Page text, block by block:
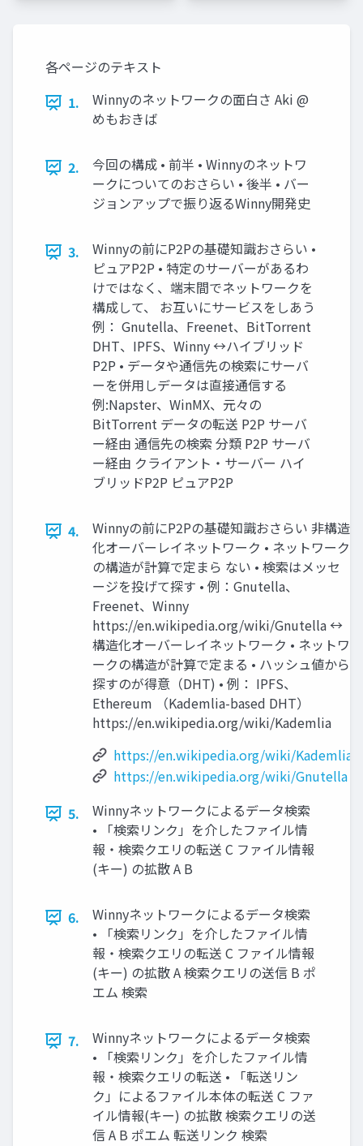
各ページのテキスト
1.
Winnyのネットワークの面白さ Aki @
めもおきば
2.
今回の構成 • 前半 • Winnyのネットワ
ークについてのおさらい • 後半 • バー
ジョンアップで振り返るWinny開発史
3.
Winnyの前にP2Pの基礎知識おさらい •
ピュアP2P • 特定のサーバーがあるわ
けではなく、端末間でネットワークを
構成して、 お互いにサービスをしあう
例： Gnutella、Freenet、BitTorrent
DHT、IPFS、Winny ↔ハイブリッド
P2P • データや通信先の検索にサーバ
ーを併用しデータは直接通信する
例:Napster、WinMX、元々の
BitTorrent データの転送 P2P サーバ
ー経由 通信先の検索 分類 P2P サーバ
ー経由 クライアント・サーバー ハイ
ブリッドP2P ピュアP2P
4.
Winnyの前にP2Pの基礎知識おさらい 非構造
化オーバーレイネットワーク • ネットワーク
の構造が計算で定まら ない • 検索はメッセ
ージを投げて探す • 例：Gnutella、
Freenet、Winny
https://en.wikipedia.org/wiki/Gnutella ↔
構造化オーバーレイネットワーク • ネットワ
ークの構造が計算で定まる • ハッシュ値から
探すのが得意（DHT) • 例： IPFS、
Ethereum （Kademlia-based DHT）
https://en.wikipedia.org/wiki/Kademlia
https://en.wikipedia.org/wiki/Kademlia
https://en.wikipedia.org/wiki/Gnutella
5.
Winnyネットワークによるデータ検索
• 「検索リンク」を介したファイル情
報・検索クエリの転送 C ファイル情報
(キー) の拡散 A B
6.
Winnyネットワークによるデータ検索
• 「検索リンク」を介したファイル情
報・検索クエリの転送 C ファイル情報
(キー) の拡散 A 検索クエリの送信 B ポ
エム 検索
7.
Winnyネットワークによるデータ検索
• 「検索リンク」を介したファイル情
報・検索クエリの転送 • 「転送リン
ク」によるファイル本体の転送 C ファ
イル情報(キー) の拡散 検索クエリの送
信 A B ポエム 転送リンク 検索